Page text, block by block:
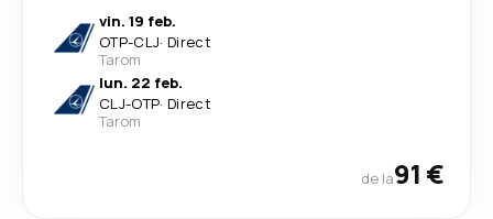
vin. 19 feb.
OTP-CLJ· Direct
Tarom
lun. 22 feb.
CLJ-OTP· Direct
Tarom
de la91 €